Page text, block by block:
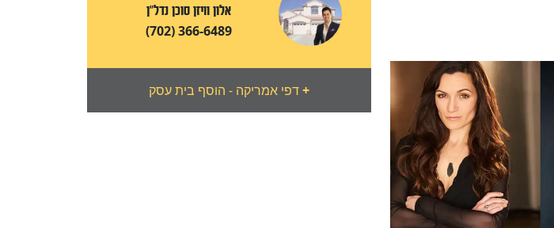
אלון וויזן סוכן נדל"ן
(702) 366-6489
דפי אמריקה - הוסף בית עסק+